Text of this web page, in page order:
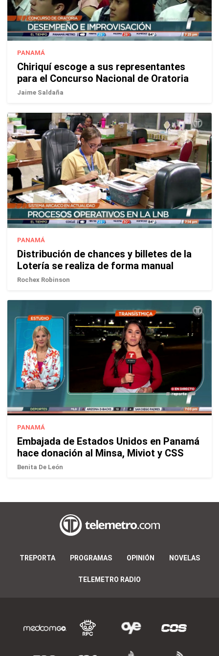
PANAMÁ
Chiriquí escoge a sus representantes
para el Concurso Nacional de Oratoria
Jaime Saldaña
PANAMÁ
Distribución de chances y billetes de la
Lotería se realiza de forma manual
Rochex Robinson
PANAMÁ
Embajada de Estados Unidos en Panamá
hace donación al Minsa, Miviot y CSS
Benita De León
TREPORTA PROGRAMAS OPINIÓN NOVELAS
TELEMETRO RADIO